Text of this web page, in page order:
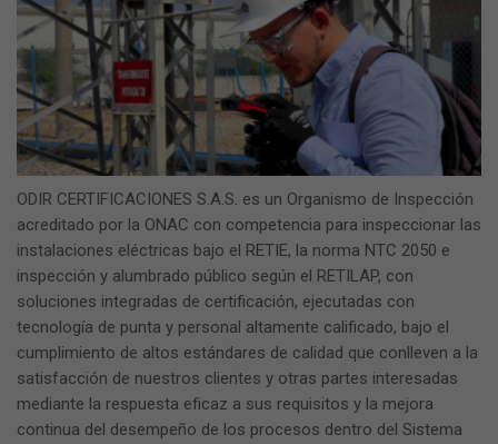
ODIR CERTIFICACIONES S.A.S. es un Organismo de Inspección
acreditado por la ONAC con competencia para inspeccionar las
instalaciones eléctricas bajo el RETIE, la norma NTC 2050 e
inspección y alumbrado público según el RETILAP, con
soluciones integradas de certificación, ejecutadas con
tecnología de punta y personal altamente calificado, bajo el
cumplimiento de altos estándares de calidad que conlleven a la
satisfacción de nuestros clientes y otras partes interesadas
mediante la respuesta eficaz a sus requisitos y la mejora
continua del desempeño de los procesos dentro del Sistema